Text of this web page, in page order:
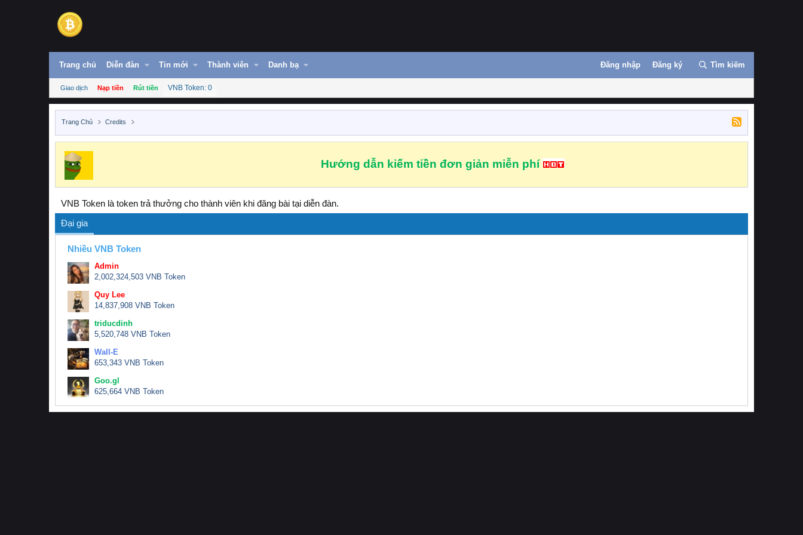
Trang chủ Diễn đàn Tin mới Thành viên Danh bạ Đăng nhập Đăng ký Tìm kiếm
Giao dịch Nạp tiền Rút tiền VNB Token: 0
Trang Chủ Credits
Hướng dẫn kiếm tiền đơn giản miễn phí
VNB Token là token trả thưởng cho thành viên khi đăng bài tại diễn đàn.
Đại gia
Nhiều VNB Token
Admin
2,002,324,503 VNB Token
Quy Lee
14,837,908 VNB Token
triducdinh
5,520,748 VNB Token
Wall-E
653,343 VNB Token
Goo.gl
625,664 VNB Token